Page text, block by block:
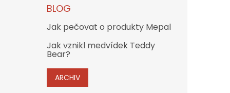
BLOG
Jak pečovat o produkty Mepal
Jak vznikl medvídek Teddy
Bear?
ARCHIV